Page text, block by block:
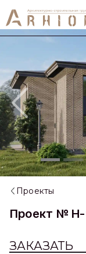
Previous
Проекты
Проект № H-
ЗАКАЗАТЬ